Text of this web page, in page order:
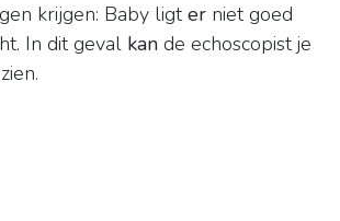
krijgen: Baby ligter niet goed
In dit geval kan de echoscopist je